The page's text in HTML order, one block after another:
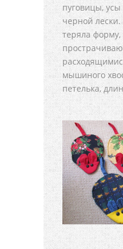
пуговицы,
черной
теряла
мышиного
петелька,